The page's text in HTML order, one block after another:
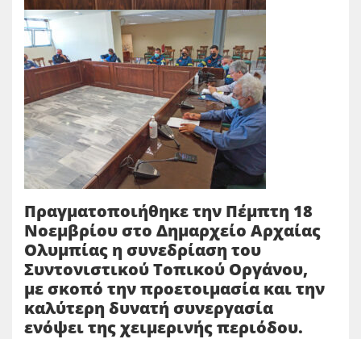
Πραγματοποιήθηκε την Πέμπτη 18
Νοεμβρίου στο Δημαρχείο Αρχαίας
Ολυμπίας η συνεδρίαση του
Συντονιστικού Τοπικού Οργάνου,
με σκοπό την προετοιμασία και την
καλύτερη δυνατή συνεργασία
ενόψει της χειμερινής περιόδου.